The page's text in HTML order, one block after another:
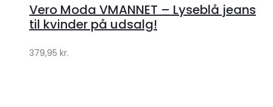
Klædeskabet.dk
Vero Moda VMANNET – Lyseblå jeans
til kvinder på udsalg!
379,95 kr.